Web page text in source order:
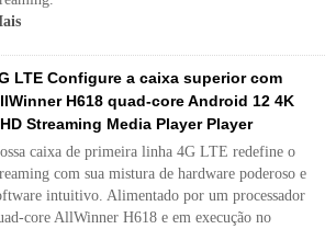
LTE Configure a caixa superior com
H618 quad-core Android 12 4K
Streaming Media Player Player
caixa de primeira linha 4G LTE redefine o
com sua mistura de hardware poderoso e
intuitivo. Alimentado por um processador
core AllWinner H618 e em execução no